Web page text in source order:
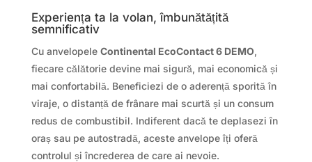
Experiența ta la volan, îmbunătățită
semnificativ
Cu anvelopele Continental EcoContact 6 DEMO,
fiecare călătorie devine mai sigură, mai economică și
mai confortabilă. Beneficiezi de o aderență sporită în
viraje, o distanță de frânare mai scurtă și un consum
redus de combustibil. Indiferent dacă te deplasezi în
oraș sau pe autostradă, aceste anvelope îți oferă
controlul și încrederea de care ai nevoie.